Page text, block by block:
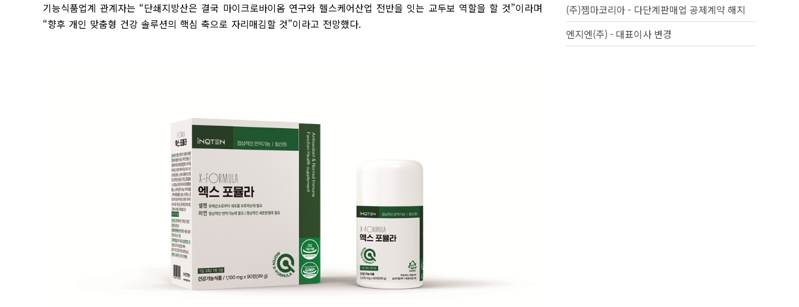
기능식품업계 관계자는 “단쇄지방산은 결국 마이크로바이옴 연구와 헬스케어산업 전반을 잇는 교두보 역할을 할 것”이라며
“향후 개인 맞춤형 건강 솔루션의 핵심 축으로 자리매김할 것”이라고 전망했다.
(주)젬마코리아 - 다단계판매업 공제계약 해지
엔지엔(주) - 대표이사 변경